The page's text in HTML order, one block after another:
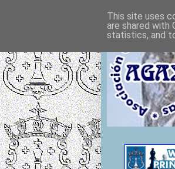
This site uses
are shared with
statistics, and